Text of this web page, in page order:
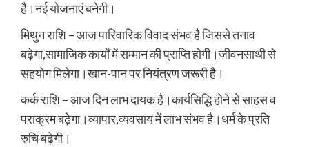
है।नई योजनाएं बनेगी।
मिथुन राशि – आज पारिवारिक विवाद संभव है जिससे तनाव
बढ़ेगा,सामाजिक कार्यों में सम्मान की प्राप्ति होगी।जीवनसाथी से
सहयोग मिलेगा।खान-पान पर नियंत्रण जरूरी है।
कर्क राशि – आज दिन लाभ दायक है।कार्यसिद्धि होने से साहस व
पराक्रम बढ़ेगा।व्यापार,व्यवसाय में लाभ संभव है।धर्म के प्रति
रुचि बढ़ेगी।